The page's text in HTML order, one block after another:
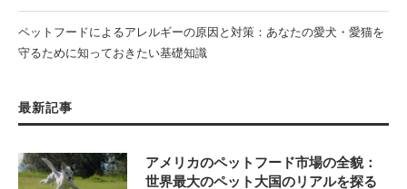
ペットフードによるアレルギーの原因と対策：あなたの愛犬・愛猫を
守るために知っておきたい基礎知識
最新記事
アメリカのペットフード市場の全貌：
世界最大のペット大国のリアルを探る